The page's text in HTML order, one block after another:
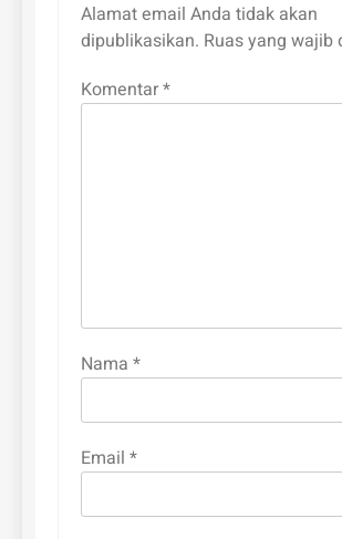
Alamat email Anda tidak akan
dipublikasikan. Ruas yang wajib
Komentar*
Nama *
Email *